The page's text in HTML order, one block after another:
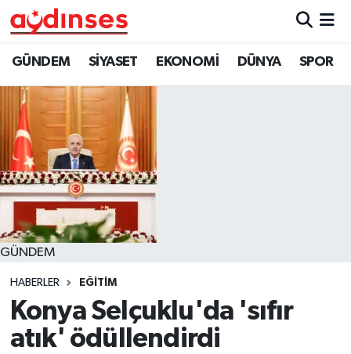
GÜNDEM SİYASET EKONOMİ DÜNYA SPOR
GÜNDEM
HABERLER EĞİTİM
Konya Selçuklu'da 'sıfır
atık' ödüllendirdi
GÜNDEM
SİYASET
EKONOMİ
DÜNYA
SPOR
MAGAZİN
Nöbetçi Eczaneler
Hava Durumu
Aydin Namaz Vakitleri
Trafik Durumu
Süper Lig Puan Durumu ve Fikstür
Tüm Manşetler
Son Dakika Haberleri
Haber Arşivi